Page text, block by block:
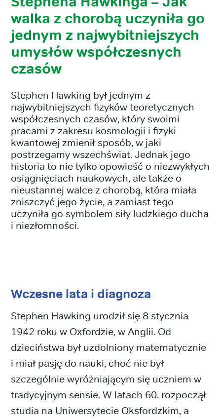
walka z chorobą uczyniła go
jednym z najwybitniejszych
umysłów współczesnych
czasów
Stephen Hawking był jednym z
najwybitniejszych fizyków teoretycznych
współczesnych czasów, który swoimi
pracami z zakresu kosmologii i fizyki
kwantowej zmienił sposób, w jaki
postrzegamy wszechświat. Jednak jego
historia to nie tylko opowieść o niezwykłych
osiągnięciach naukowych, ale także o
nieustannej walce z chorobą, która miała
zniszczyć jego życie, a zamiast tego
uczyniła go symbolem siły ludzkiego ducha
i niezłomności.
Wczesne lata i diagnoza
Stephen Hawking urodził się 8 stycznia
1942 roku w Oxfordzie, w Anglii. Od
dzieciństwa był uzdolniony matematycznie
i miał pasję do nauki, choć nie był
szczególnie wyróżniającym się uczniem w
tradycyjnym sensie. W latach 60. rozpoczął
studia na Uniwersytecie Oksfordzkim, a